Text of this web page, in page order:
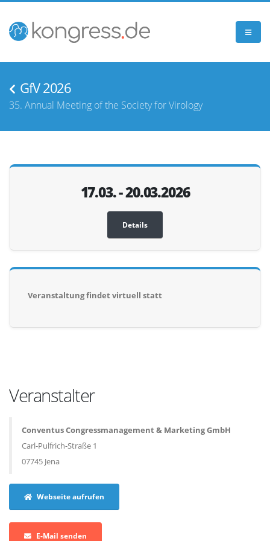
GfV 2026
35. Annual Meeting of the Society for Virology
17.03. - 20.03.2026
Details
Veranstaltung findet virtuell statt
Veranstalter
Conventus Congressmanagement & Marketing GmbH
Carl-Pulfrich-Straße 1
07745 Jena
Webseite aufrufen
E-Mail senden